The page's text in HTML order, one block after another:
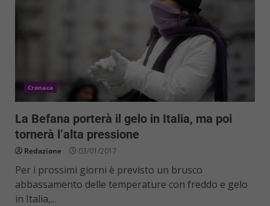
Cronaca
La Befana porterà il gelo in Italia, ma poi
tornerà l’alta pressione
Redazione 03/01/2017
Per i prossimi giorni è previsto un brusco
abbassamento delle temperature con freddo e gelo
in Italia,...